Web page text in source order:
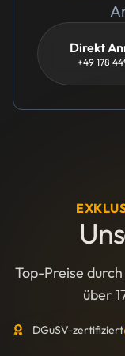
Direkt
+49 178
Top-Preise
über
DGuSV-zertifiziert